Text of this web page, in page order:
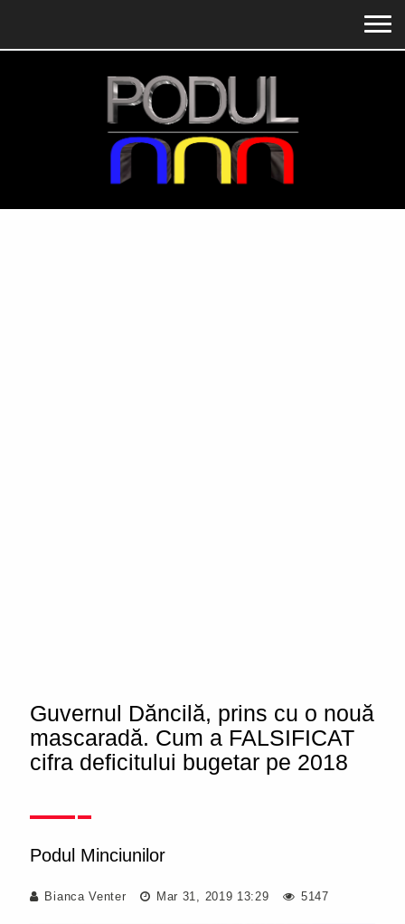
Guvernul Dăncilă, prins cu o nouă
mascaradă. Cum a FALSIFICAT
cifra deficitului bugetar pe 2018
Podul Minciunilor
Bianca Venter Mar 31, 2019 13:29 5147